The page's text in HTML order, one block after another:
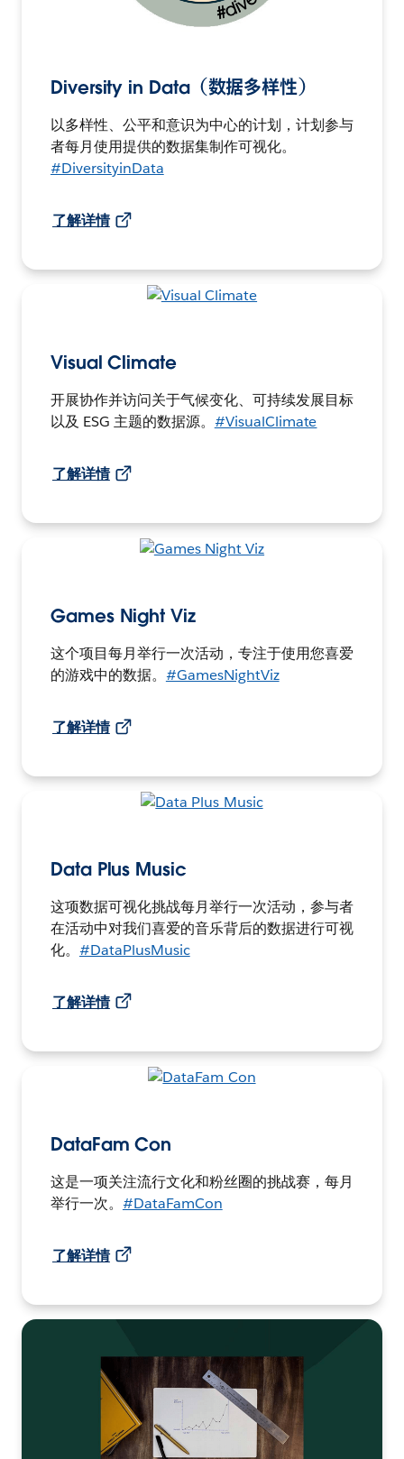
Diversity in Data（数据多样性）
以多样性、公平和意识为中心的计划，计划参与
者每月使用提供的数据集制作可视化。
#DiversityinData
了解详情
Visual Climate
开展协作并访问关于气候变化、可持续发展目标
以及 ESG 主题的数据源。 #VisualClimate
了解详情
Games Night Viz
这个项目每月举行一次活动，专注于使用您喜爱
的游戏中的数据。 #GamesNightViz
了解详情
Data Plus Music
这项数据可视化挑战每月举行一次活动，参与者
在活动中对我们喜爱的音乐背后的数据进行可视
化。 #DataPlusMusic
了解详情
DataFam Con
这是一项关注流行文化和粉丝圈的挑战赛，每月
举行一次。 #DataFamCon
了解详情